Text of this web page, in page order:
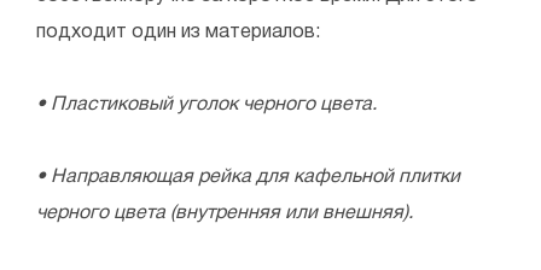
подходит один из материалов:
• Пластиковый уголок черного цвета.
• Направляющая рейка для кафельной плитки
черного цвета (внутренняя или внешняя).